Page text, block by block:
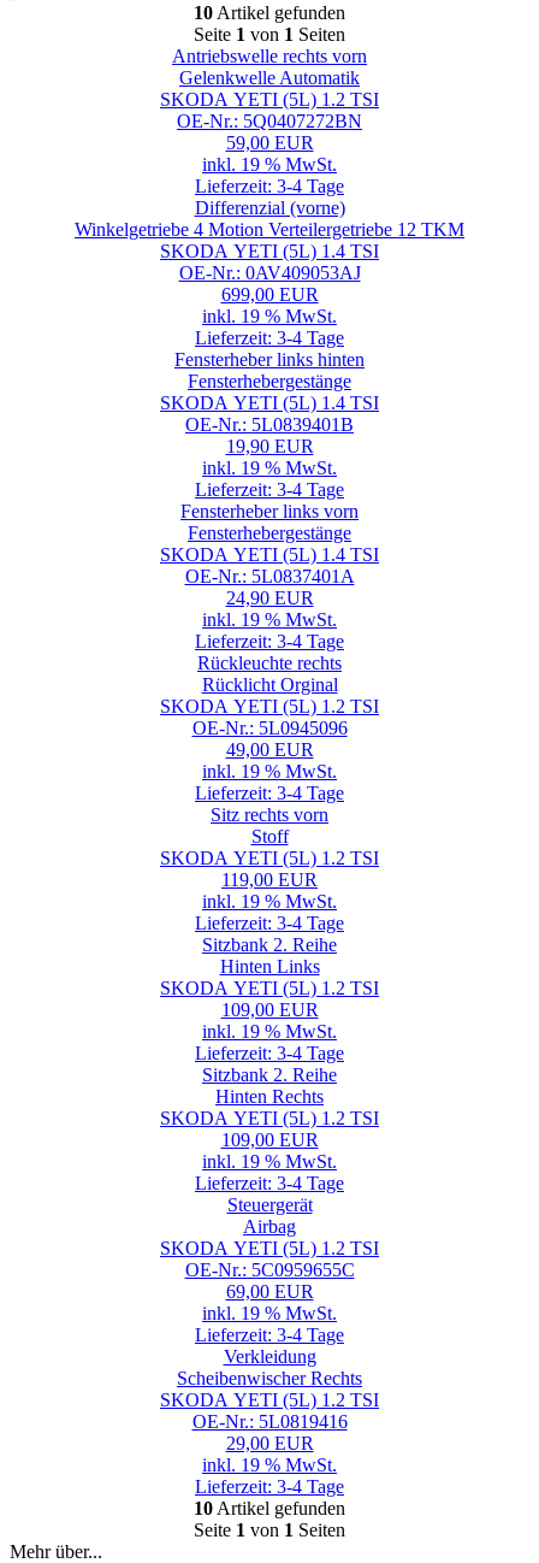
10 Artikel gefunden
Seite 1 von 1 Seiten
Antriebswelle rechts vorn
Gelenkwelle Automatik
SKODA YETI (5L) 1.2 TSI
OE-Nr.: 5Q0407272BN
59,00 EUR
inkl. 19 % MwSt.
Lieferzeit: 3-4 Tage
Differenzial (vorne)
Winkelgetriebe 4 Motion Verteilergetriebe 12 TKM
SKODA YETI (5L) 1.4 TSI
OE-Nr.: 0AV409053AJ
699,00 EUR
inkl. 19 % MwSt.
Lieferzeit: 3-4 Tage
Fensterheber links hinten
Fensterhebergestänge
SKODA YETI (5L) 1.4 TSI
OE-Nr.: 5L0839401B
19,90 EUR
inkl. 19 % MwSt.
Lieferzeit: 3-4 Tage
Fensterheber links vorn
Fensterhebergestänge
SKODA YETI (5L) 1.4 TSI
OE-Nr.: 5L0837401A
24,90 EUR
inkl. 19 % MwSt.
Lieferzeit: 3-4 Tage
Rückleuchte rechts
Rücklicht Orginal
SKODA YETI (5L) 1.2 TSI
OE-Nr.: 5L0945096
49,00 EUR
inkl. 19 % MwSt.
Lieferzeit: 3-4 Tage
Sitz rechts vorn
Stoff
SKODA YETI (5L) 1.2 TSI
119,00 EUR
inkl. 19 % MwSt.
Lieferzeit: 3-4 Tage
Sitzbank 2. Reihe
Hinten Links
SKODA YETI (5L) 1.2 TSI
109,00 EUR
inkl. 19 % MwSt.
Lieferzeit: 3-4 Tage
Sitzbank 2. Reihe
Hinten Rechts
SKODA YETI (5L) 1.2 TSI
109,00 EUR
inkl. 19 % MwSt.
Lieferzeit: 3-4 Tage
Steuergerät
Airbag
SKODA YETI (5L) 1.2 TSI
OE-Nr.: 5C0959655C
69,00 EUR
inkl. 19 % MwSt.
Lieferzeit: 3-4 Tage
Verkleidung
Scheibenwischer Rechts
SKODA YETI (5L) 1.2 TSI
OE-Nr.: 5L0819416
29,00 EUR
inkl. 19 % MwSt.
Lieferzeit: 3-4 Tage
10 Artikel gefunden
Seite 1 von 1 Seiten
Mehr über...